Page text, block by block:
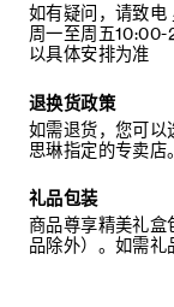
如有疑问，请致电
周一至周五
以具体安排为准
退换货政策
如需退货，您可以
思琳指定的专卖店
礼品包装
商品尊享精美礼盒
品除外）。如需礼